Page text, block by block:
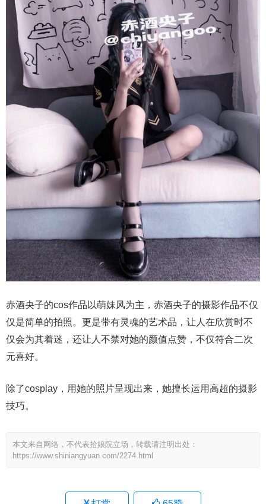
赤酒央子的cos作品以萌妹风为主，赤酒央子的摄影作品不仅
仅是简单的拍照。更是带有灵魂的艺术品，让人在欣赏时不
仅会为其着迷，还让人不禁对她的颜值点赞，不仅符合二次
元喜好。
除了cosplay，用她的照片呈现出来，她擅长运用高超的摄影
技巧。
本文来自网络，不代表拾娘院立场，转载请注明出处：
https://www.shiniangyuan.com/2274.html